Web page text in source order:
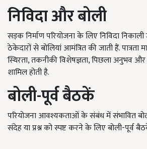
निविदा और बोली
सड़क निर्माण परियोजना के लिए निविदा निकाली
ठेकेदारों से बोलियां आमंत्रित की जाती हैं. पात्रता
स्थिरता, तकनीकी विशेषज्ञता, पिछला अनुभव
शामिल होती है.
बोली-पूर्व बैठकें
परियोजना आवश्यकताओं के संबंध में संभावित
संदेह या प्रश्न को स्पष्ट करने के लिए बोली-पूर्व